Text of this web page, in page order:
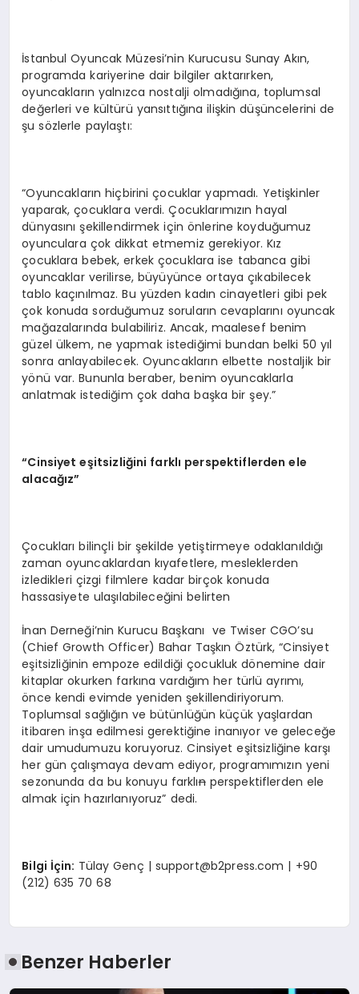
İstanbul Oyuncak Müzesi’nin Kurucusu Sunay Akın,
programda kariyerine dair bilgiler aktarırken,
oyuncakların yalnızca nostalji olmadığına, toplumsal
değerleri ve kültürü yansıttığına ilişkin düşüncelerini de
şu sözlerle paylaştı:
“Oyuncakların hiçbirini çocuklar yapmadı. Yetişkinler
yaparak, çocuklara verdi. Çocuklarımızın hayal
dünyasını şekillendirmek için önlerine koyduğumuz
oyunculara çok dikkat etmemiz gerekiyor. Kız
çocuklara bebek, erkek çocuklara ise tabanca gibi
oyuncaklar verilirse, büyüyünce ortaya çıkabilecek
tablo kaçınılmaz. Bu yüzden kadın cinayetleri gibi pek
çok konuda sorduğumuz soruların cevaplarını oyuncak
mağazalarında bulabiliriz. Ancak, maalesef benim
güzel ülkem, ne yapmak istediğimi bundan belki 50 yıl
sonra anlayabilecek. Oyuncakların elbette nostaljik bir
yönü var. Bununla beraber, benim oyuncaklarla
anlatmak istediğim çok daha başka bir şey.”
“Cinsiyet eşitsizliğini farklı perspektiflerden ele
alacağız”
Çocukları bilinçli bir şekilde yetiştirmeye odaklanıldığı
zaman oyuncaklardan kıyafetlere, mesleklerden
izledikleri çizgi filmlere kadar birçok konuda
hassasiyete ulaşılabileceğini belirten
İnan Derneği’nin Kurucu Başkanı ve Twiser CGO’su
(Chief Growth Officer) Bahar Taşkın Öztürk, “Cinsiyet
eşitsizliğinin empoze edildiği çocukluk dönemine dair
kitaplar okurken farkına vardığım her türlü ayrımı,
önce kendi evimde yeniden şekillendiriyorum.
Toplumsal sağlığın ve bütünlüğün küçük yaşlardan
itibaren inşa edilmesi gerektiğine inanıyor ve geleceğe
dair umudumuzu koruyoruz. Cinsiyet eşitsizliğine karşı
her gün çalışmaya devam ediyor, programımızın yeni
sezonunda da bu konuyu farklınperspektiflerden ele
almak için hazırlanıyoruz” dedi.
Bilgi İçin: Tülay Genç | support@b2press.com | +90
(212) 635 70 68
Benzer Haberler